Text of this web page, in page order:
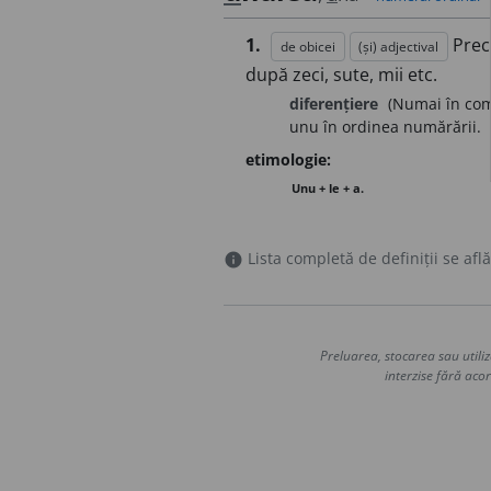
1. de obicei (și) adjectival
după zeci, sute, mii etc.
diferențiere (Numai în
unu în ordinea numărării.
etimologie:
Unu + le + a.
info Lista completă de definiții se
Preluarea, stocarea sau
interzise fără